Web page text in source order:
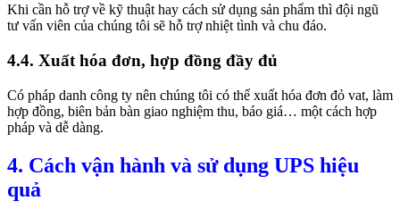
Khi cần hỗ trợ về kỹ thuật hay cách sử dụng sản phẩm thì đội ngũ
tư vấn viên của chúng tôi sẽ hỗ trợ nhiệt tình và chu đáo.
4.4. Xuất hóa đơn, hợp đồng đầy đủ
Có pháp danh công ty nên chúng tôi có thể xuất hóa đơn đỏ vat, làm
hợp đồng, biên bản bàn giao nghiệm thu, báo giá… một cách hợp
pháp và dễ dàng.
4. Cách vận hành và sử dụng UPS hiệu
quả